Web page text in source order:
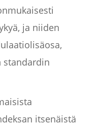
ja niiden
standardin
itsenäistä